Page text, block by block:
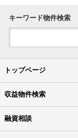
キーワード物件検索
トップページ
収益物件検索
融資相談